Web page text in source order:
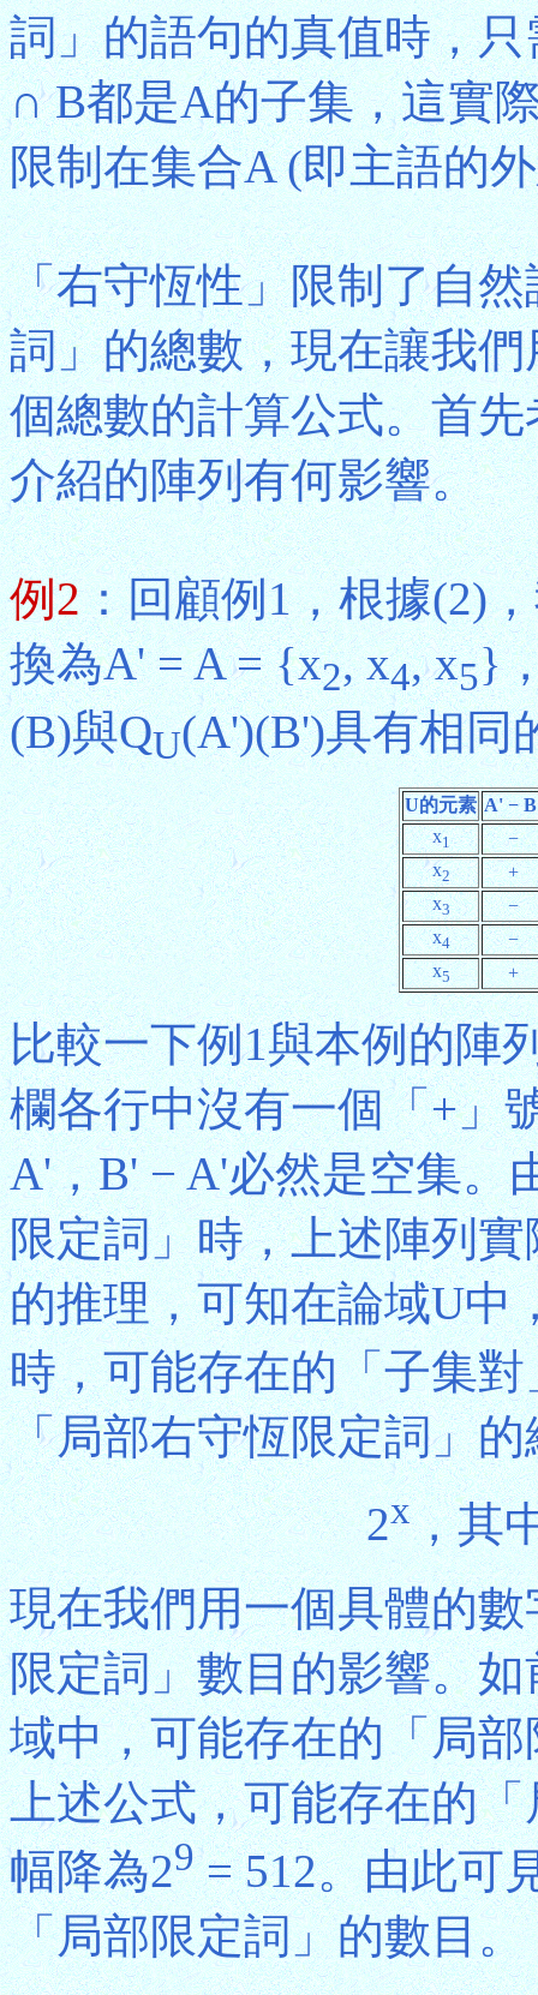
詞」的語句的真值時，
∩ B都是A的子集，這實
限制在集合A (即主語的
「右守恆性」限制了自
詞」的總數，現在讓我
個總數的計算公式。首
介紹的陣列有何影響。
例2：回顧例1，根據(2)
換為A' = A = {x2, x4, x5}
(B)與QU(A')(B')具有相同
U的元素 A' −
x1
−
x2
+
x3
−
x4
−
x5 +
比較一下例1與本例的陣
欄各行中沒有一個「+」
A'，B' − A'必然是空集。
限定詞」時，上述陣列
的推理，可知在論域U中
時，可能存在的「子集
「局部右守恆限定詞」的
2x，其
現在我們用一個具體的
限定詞」數目的影響。
域中，可能存在的「局
上述公式，可能存在的
幅降為29= 512。由此可
「局部限定詞」的數目。